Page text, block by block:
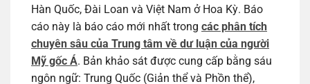
Hàn Quốc, Đài Loan và Việt Nam ở Hoa Kỳ. Báo
cáo này là báo cáo mới nhất trong các phân tích
chuyên sâu của Trung tâm về dư luận của người
Mỹ gốc Á. Bản khảo sát được cung cấp bằng sáu
ngôn ngữ: Trung Quốc (Giản thể và Phồn thể),